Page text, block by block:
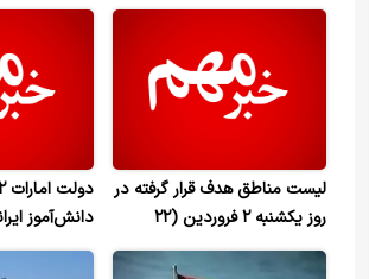
لیست مناطق هدف قرار گرفته در
روز یکشنبه ۲ فروردین (۲۲
مارس ۲۰۲۶)
دانش‌آموز
شکایت به